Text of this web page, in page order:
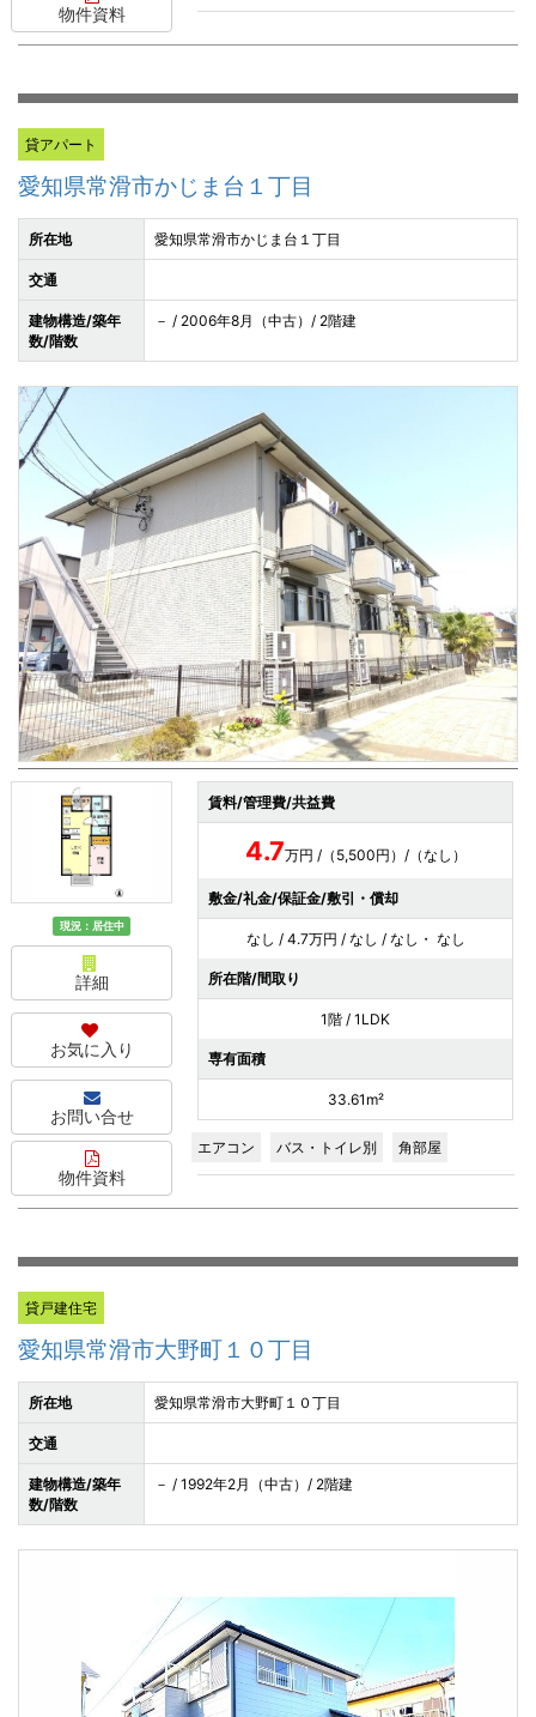
物件資料
貸アパート
愛知県常滑市かじま台１丁目
所在地 愛知県常滑市かじま台１丁目
交通
建物構造/築年
数/階数
－ / 2006年8月（中古）/ 2階建
現況：居住中
詳細
お気に入り
お問い合せ
物件資料
賃料/管理費/共益費
4.7万円 /（5,500円）/（なし）
敷金/礼金/保証金/敷引・償却
なし / 4.7万円 / なし / なし・ なし
所在階/間取り
1階 / 1LDK
専有面積
33.61m²
エアコン バス・トイレ別 角部屋
貸戸建住宅
愛知県常滑市大野町１０丁目
所在地 愛知県常滑市大野町１０丁目
交通
建物構造/築年
数/階数
－ / 1992年2月（中古）/ 2階建